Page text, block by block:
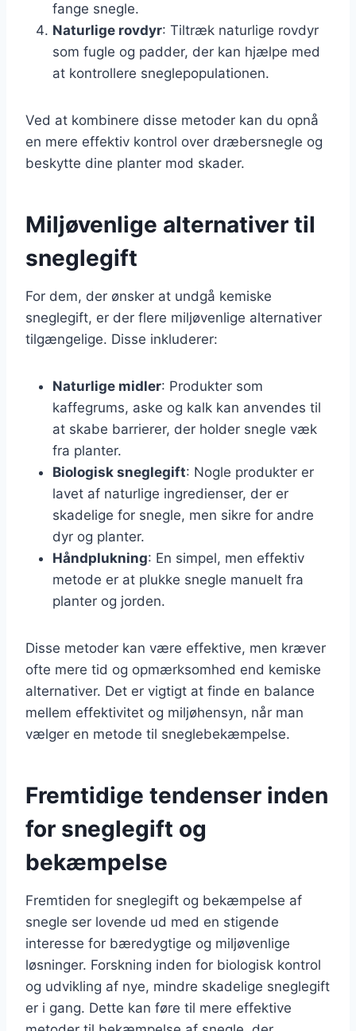
fange snegle.
Naturlige rovdyr: Tiltræk naturlige rovdyr
som fugle og padder, der kan hjælpe med
at kontrollere sneglepopulationen.
Ved at kombinere disse metoder kan du opnå
en mere effektiv kontrol over dræbersnegle og
beskytte dine planter mod skader.
Miljøvenlige alternativer til
sneglegift
For dem, der ønsker at undgå kemiske
sneglegift, er der flere miljøvenlige alternativer
tilgængelige. Disse inkluderer:
Naturlige midler: Produkter som
kaffegrums, aske og kalk kan anvendes til
at skabe barrierer, der holder snegle væk
fra planter.
Biologisk sneglegift: Nogle produkter er
lavet af naturlige ingredienser, der er
skadelige for snegle, men sikre for andre
dyr og planter.
Håndplukning: En simpel, men effektiv
metode er at plukke snegle manuelt fra
planter og jorden.
Disse metoder kan være effektive, men kræver
ofte mere tid og opmærksomhed end kemiske
alternativer. Det er vigtigt at finde en balance
mellem effektivitet og miljøhensyn, når man
vælger en metode til sneglebekæmpelse.
Fremtidige tendenser inden
for sneglegift og
bekæmpelse
Fremtiden for sneglegift og bekæmpelse af
snegle ser lovende ud med en stigende
interesse for bæredygtige og miljøvenlige
løsninger. Forskning inden for biologisk kontrol
og udvikling af nye, mindre skadelige sneglegift
er i gang. Dette kan føre til mere effektive